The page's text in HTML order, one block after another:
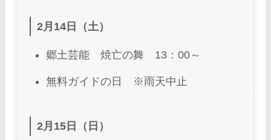
2月14日（土）
郷土芸能 焼亡の舞 13：00～
無料ガイドの日 ※雨天中止
2月15日（日）